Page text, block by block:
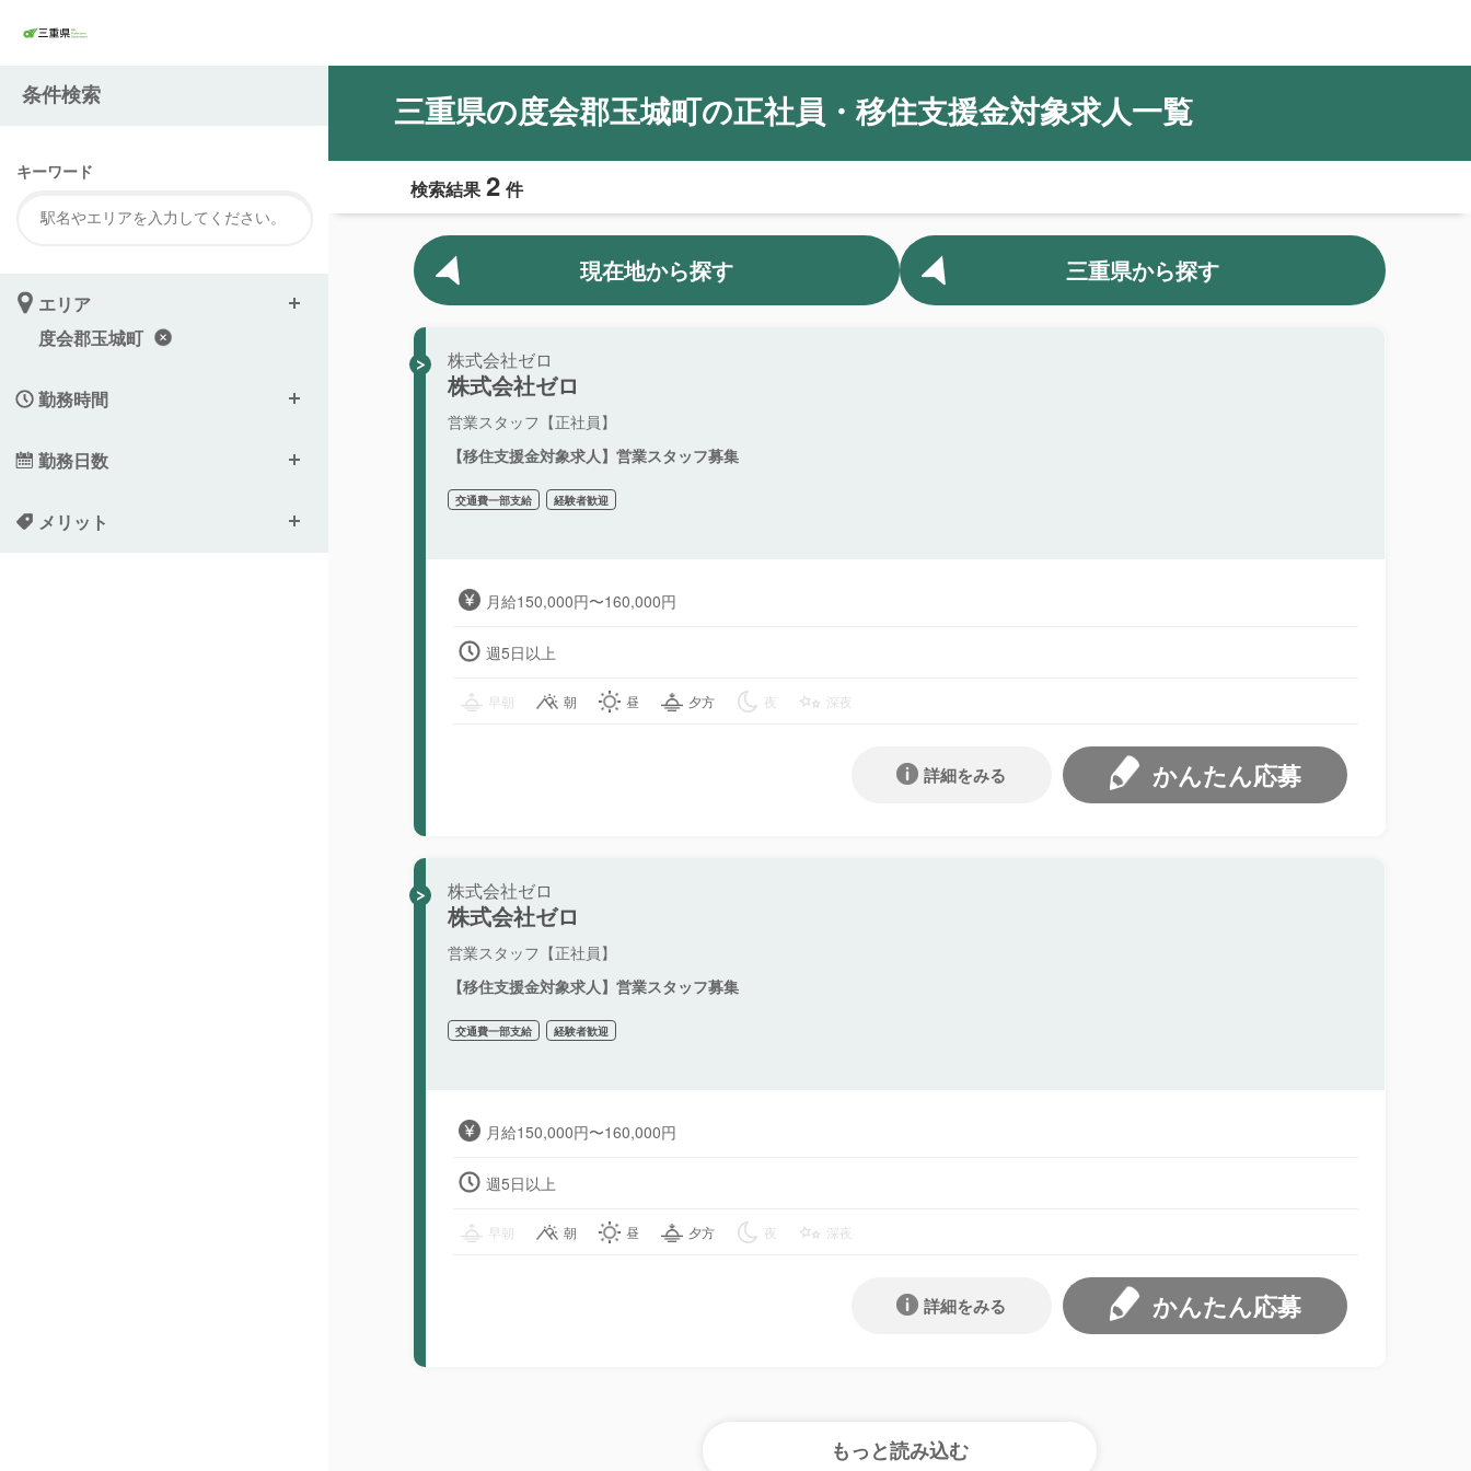
三重県の度会郡玉城町の正社員・移住支援金対象求人一覧
検索結果 2 件
現在地から探す 三重県から探す
株式会社ゼロ
株式会社ゼロ
営業スタッフ【正社員】
【移住支援金対象求人】営業スタッフ募集
交通費一部支給 経験者歓迎
月給150,000円〜160,000円
週5日以上
早朝 朝 昼 夕方 夜 深夜
かんたん応募
詳細をみる
株式会社ゼロ
株式会社ゼロ
営業スタッフ【正社員】
【移住支援金対象求人】営業スタッフ募集
交通費一部支給 経験者歓迎
月給150,000円〜160,000円
週5日以上
早朝 朝 昼 夕方 夜 深夜
かんたん応募
詳細をみる
条件検索
キーワード
エリア
度会郡玉城町
勤務時間
勤務日数
メリット